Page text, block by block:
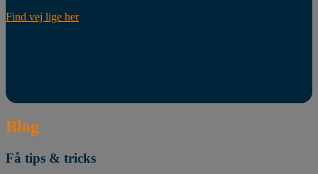
Find vej lige her
Blog
Få tips & tricks